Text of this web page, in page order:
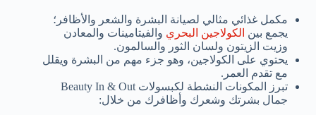
مكمل غذائي مثالي لصيانة البشرة والشعر والأظافر؛
يجمع بين الكولاجين البحري والفيتامينات والمعادن
وزيت الزيتون ولسان الثور والسالمون.
يحتوي على الكولاجين، وهو جزء مهم من البشرة ويقلل
مع تقدم العمر.
تبرز المكونات النشطة لكبسولات Beauty In & Out
جمال بشرتك وشعرك وأظافرك من خلال: